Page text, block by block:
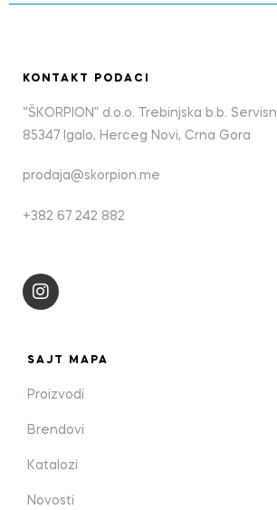
KONTAKT PODACI
“ŠKORPION” d.o.o. Trebinjska b.b.
85347 Igalo, Herceg Novi, Crna Gora
prodaja@skorpion.me
+382 67 242 882
SAJT MAPA
Proizvodi
Brendovi
Katalozi
Novosti